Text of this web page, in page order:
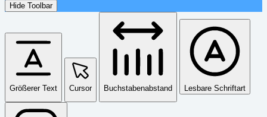
Hide Toolbar
Größerer Text Cursor Buchstabenabstand Lesbare Schriftart